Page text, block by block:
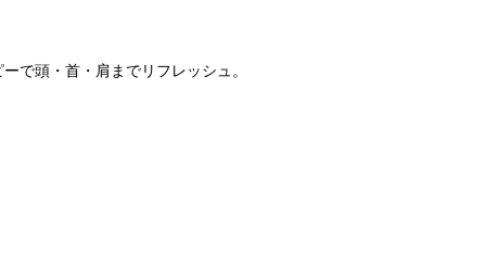
で頭・首・肩までリフレッシュ。